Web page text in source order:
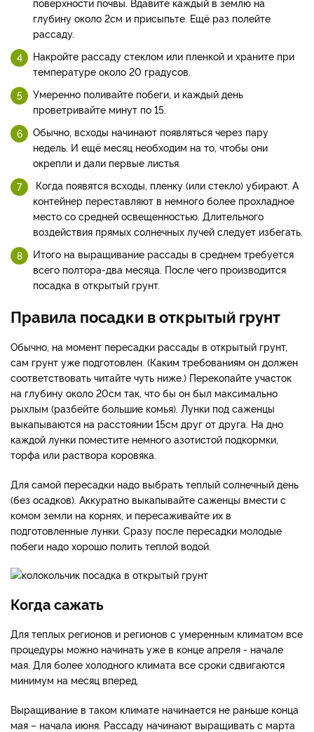
глубину около 2см и присыпьте. Ещё раз полейте
рассаду.
Накройте рассаду стеклом или пленкой и храните при
температуре около 20 градусов.
Умеренно поливайте побеги, и каждый день
проветривайте минут по 15.
Обычно, всходы начинают появляться через пару
недель. И ещё месяц необходим на то, чтобы они
окрепли и дали первые листья.
Когда появятся всходы, пленку (или стекло) убирают. А
контейнер переставляют в немного более прохладное
место со средней освещенностью. Длительного
воздействия прямых солнечных лучей следует избегать.
Итого на выращивание рассады в среднем требуется
всего полтора-два месяца. После чего производится
посадка в открытый грунт.
Правила посадки в открытый грунт
Обычно, на момент пересадки рассады в открытый грунт,
сам грунт уже подготовлен. (Каким требованиям он должен
соответствовать читайте чуть ниже.) Перекопайте участок
на глубину около 20см так, что бы он был максимально
рыхлым (разбейте большие комья). Лунки под саженцы
выкапываются на расстоянии 15см друг от друга. На дно
каждой лунки поместите немного азотистой подкормки,
торфа или раствора коровяка.
Для самой пересадки надо выбрать теплый солнечный день
(без осадков). Аккуратно выкапывайте саженцы вмести с
комом земли на корнях, и пересаживайте их в
подготовленные лунки. Сразу после пересадки молодые
побеги надо хорошо полить теплой водой.
Когда сажать
Для теплых регионов и регионов с умеренным климатом все
процедуры можно начинать уже в конце апреля - начале
мая. Для более холодного климата все сроки сдвигаются
минимум на месяц вперед.
Выращивание в таком климате начинается не раньше конца
мая – начала июня. Рассаду начинают выращивать с марта